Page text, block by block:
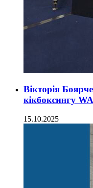
Вікторія
кікбоксингу
15.10.2025